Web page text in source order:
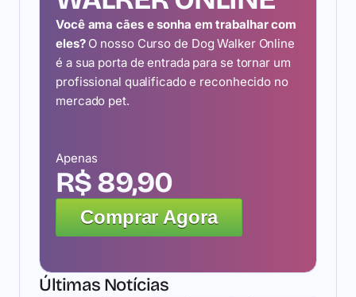
Você ama cães e sonha em trabalhar com
eles?O nosso Curso de Dog Walker Online
é a sua porta de entrada para se tornar um
profissional qualificado e reconhecido no
mercado pet.
Apenas
R$ 89,90
Comprar Agora
Últimas Notícias